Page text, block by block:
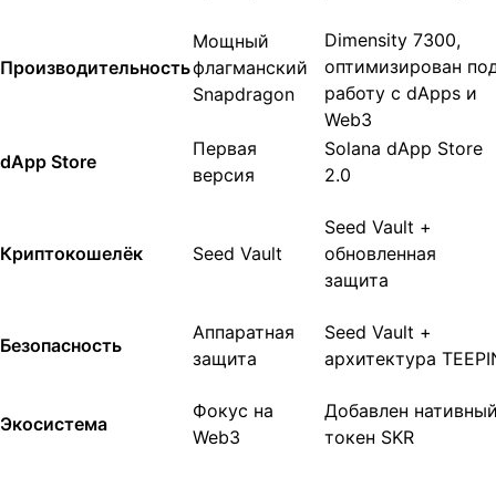
Производительность
Мощный
флагманский
Snapdragon
Dimensity 7300,
оптимизирован
работу с dApps и
Web3
dApp Store
Первая
версия
Solana dApp Store
2.0
Криптокошелёк Seed Vault
Seed Vault +
обновленная
защита
Безопасность
Аппаратная
защита
Seed Vault +
архитектура
Экосистема
Фокус на
Web3
Добавлен
токен SKR